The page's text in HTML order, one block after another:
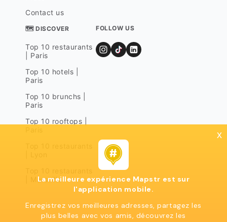
Contact us
🗺 DISCOVER
Top 10 restaurants
| Paris
Top 10 hotels |
Paris
Top 10 brunchs |
Paris
Top 10 rooftops |
| Marseille
FOLLOW US
x
La meilleure expérience Mapstr est sur
l'application mobile.
Enregistrez vos meilleures adresses, partagez les
plus belles avec vos amis, découvrez les